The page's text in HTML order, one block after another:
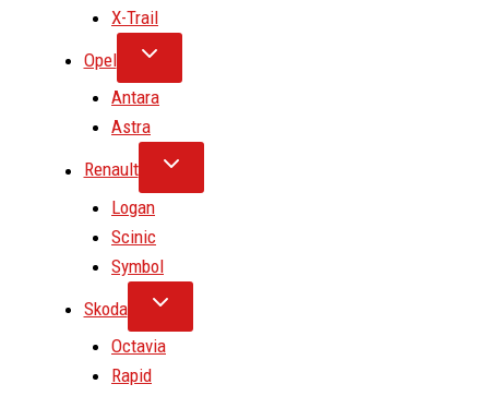
X-Trail
Opel
Antara
Astra
Renault
Logan
Scinic
Symbol
Skoda
Octavia
Rapid